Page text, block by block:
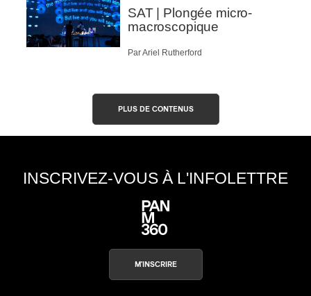
SAT | Plongée micro-
macroscopique
Par Ariel Rutherford
PLUS DE CONTENUS
INSCRIVEZ-VOUS À L'INFOLETTRE
M'INSCRIRE